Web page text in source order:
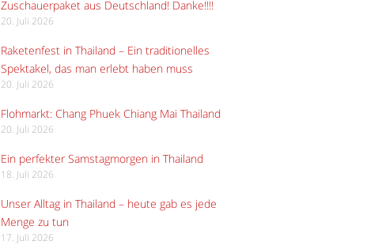
Zuschauerpaket aus Deutschland! Danke!!!!
20. Juli 2026
Raketenfest in Thailand – Ein traditionelles
Spektakel, das man erlebt haben muss
20. Juli 2026
Flohmarkt: Chang Phuek Chiang Mai Thailand
20. Juli 2026
Ein perfekter Samstagmorgen in Thailand
18. Juli 2026
Unser Alltag in Thailand – heute gab es jede
Menge zu tun
17. Juli 2026